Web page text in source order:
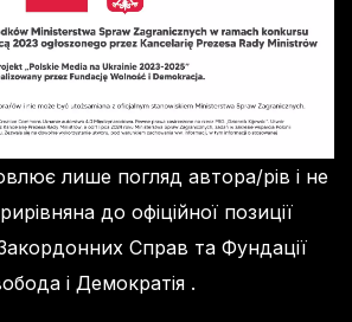
лише погляд автора/рів і не
до офіційної позиції
Справ та Фундації
і Демократія .